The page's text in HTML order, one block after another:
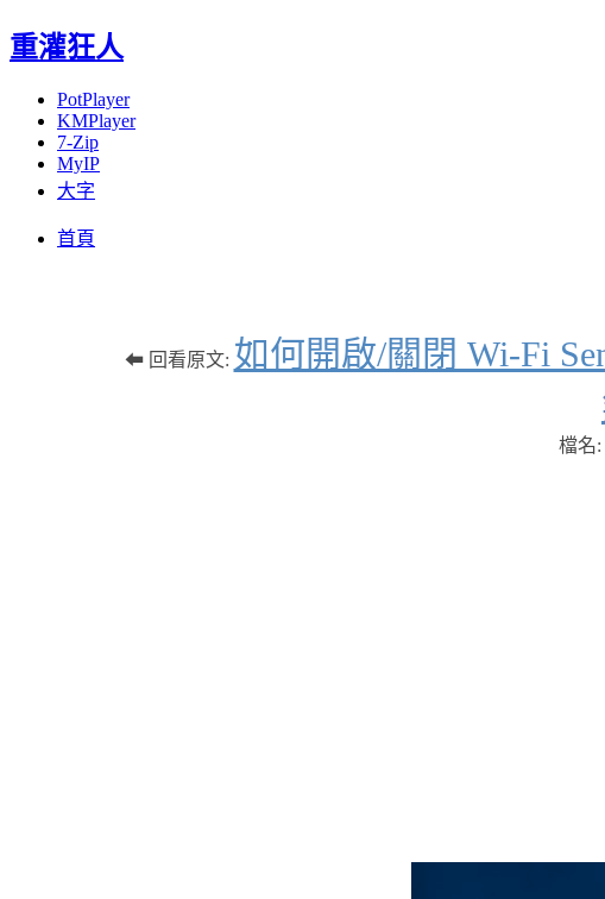
重灌狂人
PotPlayer
KMPlayer
7-Zip
MyIP
大字
首頁
⬅ 回看原文: 如何開啟/關閉 Wi-Fi
檔名: